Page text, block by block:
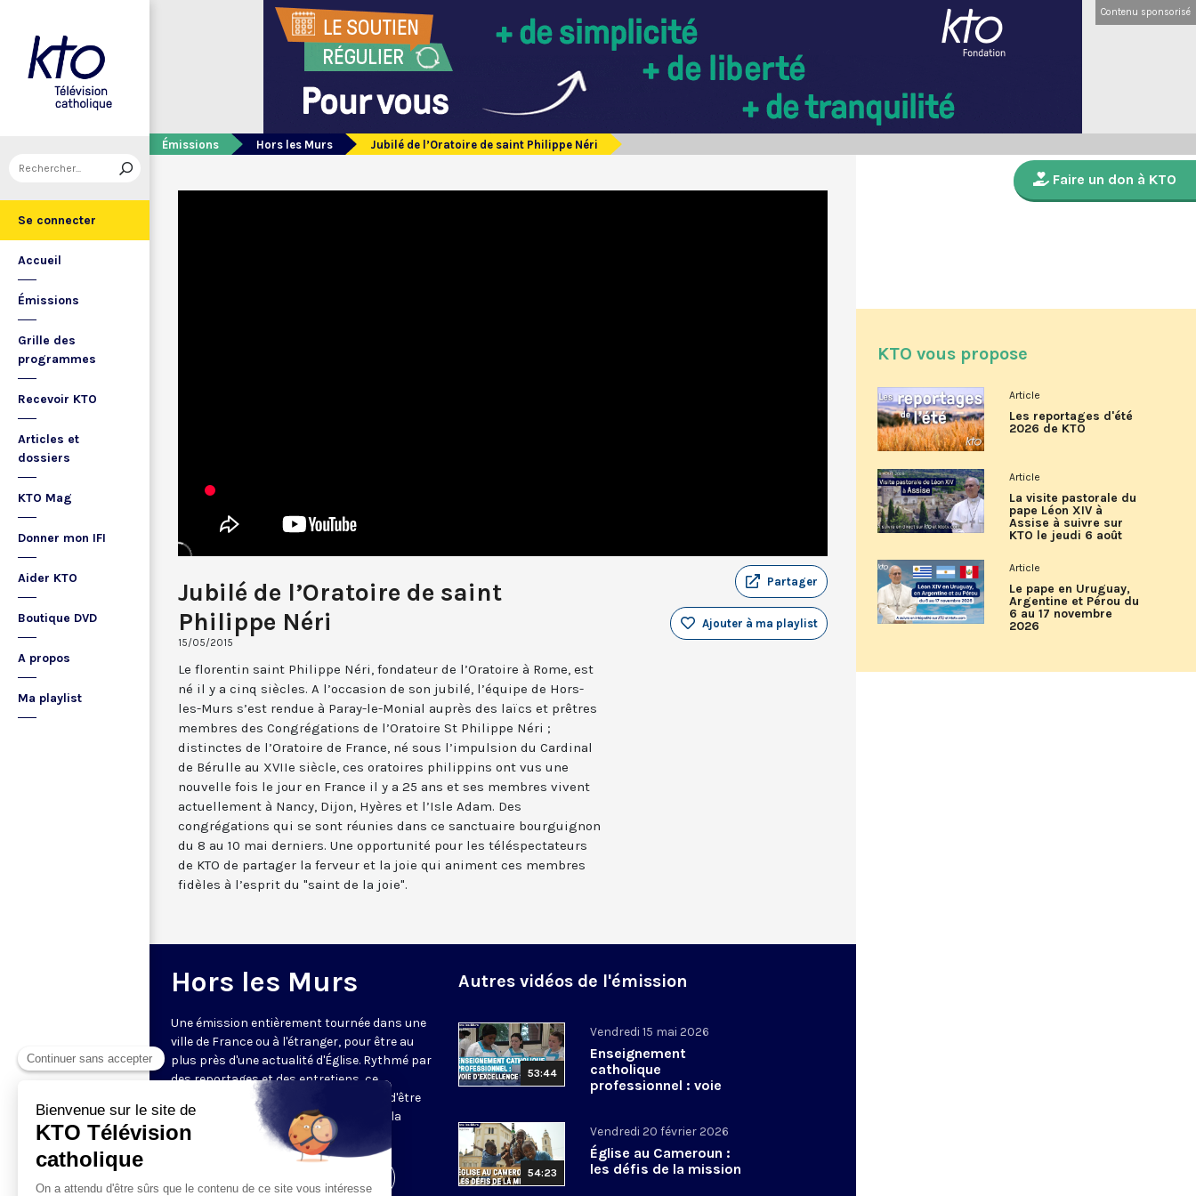
Se connecter
Accueil
Émissions
Grille des
programmes
Recevoir KTO
Articles et
dossiers
KTO Mag
Donner mon IFI
Aider KTO
Boutique DVD
A propos
Ma playlist
Contenu sponsorisé
Émissions Hors les Murs Jubilé de l’Oratoire de saint Philippe Néri
Jubilé de l’Oratoire de saint
Philippe Néri
15/05/2015
Partager
Ajouter à ma playlist
Le florentin saint Philippe Néri, fondateur de l’Oratoire à Rome, est
né il y a cinq siècles. A l’occasion de son jubilé, l’équipe de Hors-
les-Murs s’est rendue à Paray-le-Monial auprès des laïcs et prêtres
membres des Congrégations de l’Oratoire St Philippe Néri ;
distinctes de l’Oratoire de France, né sous l’impulsion du Cardinal
de Bérulle au XVIIe siècle, ces oratoires philippins ont vus une
nouvelle fois le jour en France il y a 25 ans et ses membres vivent
actuellement à Nancy, Dijon, Hyères et l’Isle Adam. Des
congrégations qui se sont réunies dans ce sanctuaire bourguignon
du 8 au 10 mai derniers. Une opportunité pour les téléspectateurs
de KTO de partager la ferveur et la joie qui animent ces membres
fidèles à l’esprit du "saint de la joie".
Hors les Murs
Une émission entièrement tournée dans une
ville de France ou à l'étranger, pour être au
plus près d'une actualité d'Église. Rythmé par
des reportages et des entretiens, ce
magazine de 52 minutes vous permet d'être
au cœur d'un événement et d’en saisir la
portée.
Autres vidéos de l'émission
53:44
Vendredi 15 mai 2026
Enseignement
catholique
professionnel : voie
54:23
Vendredi 20 février 2026
Église au Cameroun :
les défis de la mission
Faire un don à KTO
KTO vous propose
Article
Les reportages d'été
2026 de KTO
Article
La visite pastorale du
pape Léon XIV à
Assise à suivre sur
KTO le jeudi 6 août
Article
Le pape en Uruguay,
Argentine et Pérou du
6 au 17 novembre
2026